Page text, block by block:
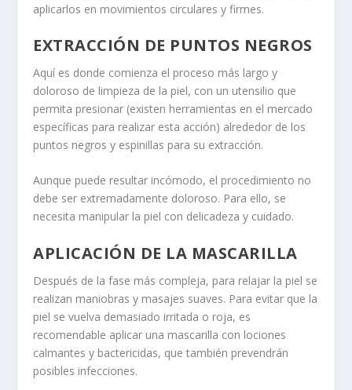
aplicarlos en movimientos circulares y firmes.
EXTRACCIÓN DE PUNTOS NEGROS
Aquí es donde comienza el proceso más largo y
doloroso de limpieza de la piel, con un utensilio que
permita presionar (existen herramientas en el mercado
específicas para realizar esta acción) alrededor de los
puntos negros y espinillas para su extracción.
Aunque puede resultar incómodo, el procedimiento no
debe ser extremadamente doloroso. Para ello, se
necesita manipular la piel con delicadeza y cuidado.
APLICACIÓN DE LA MASCARILLA
Después de la fase más compleja, para relajar la piel se
realizan maniobras y masajes suaves. Para evitar que la
piel se vuelva demasiado irritada o roja, es
recomendable aplicar una mascarilla con lociones
calmantes y bactericidas, que también prevendrán
posibles infecciones.